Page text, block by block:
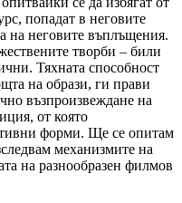
попадат в неговите
на неговите въплъщения.
творби – били
Тяхната способност
на образи, ги прави
възпроизвеждане на
от която
форми. Ще се опитам
механизмите на
на разнообразен филмов